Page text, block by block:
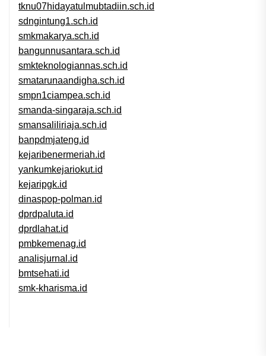
tknu07hidayatulmubtadiin.sch.id
sdngintung1.sch.id
smkmakarya.sch.id
bangunnusantara.sch.id
smkteknologiannas.sch.id
smatarunaandigha.sch.id
smpn1ciampea.sch.id
smanda-singaraja.sch.id
smansaliliriaja.sch.id
banpdmjateng.id
kejaribenermeriah.id
yankumkejariokut.id
kejaripgk.id
dinaspop-polman.id
dprdpaluta.id
dprdlahat.id
pmbkemenag.id
analisjurnal.id
bmtsehati.id
smk-kharisma.id